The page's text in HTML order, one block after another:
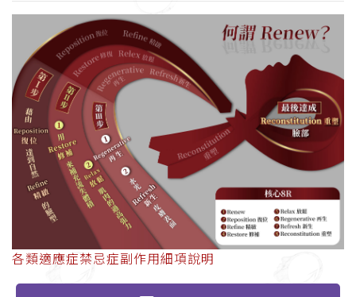
各類適應症禁忌症副作用細項說明